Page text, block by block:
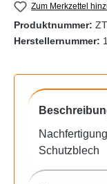
Zum Merkzettel
Produktnummer:
Herstellernummer:
Schutzblech